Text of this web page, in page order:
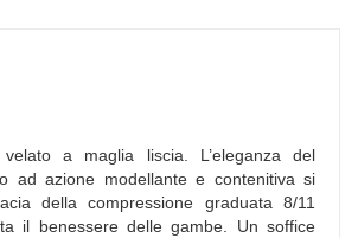
a maglia liscia. L’eleganza del
ad azione modellante e contenitiva si
della compressione graduata 8/11
il benessere delle gambe. Un soffice